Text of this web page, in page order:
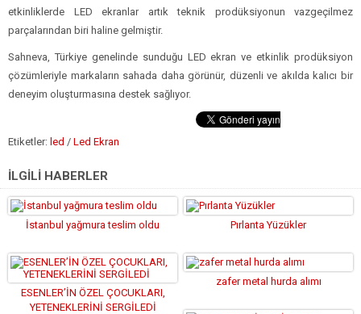
etkinliklerde LED ekranlar artık teknik prodüksiyonun vazgeçilmez
parçalarından biri haline gelmiştir.
Sahneva, Türkiye genelinde sunduğu LED ekran ve etkinlik prodüksiyon
çözümleriyle markaların sahada daha görünür, düzenli ve akılda kalıcı bir
deneyim oluşturmasına destek sağlıyor.
Etiketler: led / Led Ekran
İLGİLİ HABERLER
İstanbul yağmura teslim oldu Pırlanta Yüzükler
ESENLER’İN ÖZEL ÇOCUKLARI,
YETENEKLERİNİ SERGİLEDİ
zafer metal hurda alımı